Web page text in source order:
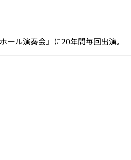
ル演奏会」に20年間毎回出演。